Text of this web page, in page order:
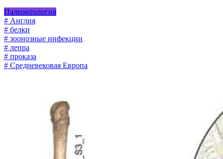
Палеонтология
# Англия
# белки
# зоонозные инфекции
# лепра
# проказа
# Средневековая Европа